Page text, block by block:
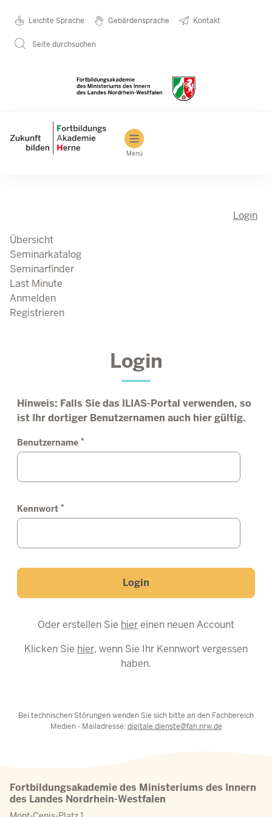
Metanavigation
Leichte Sprache Gebärdensprache Kontakt
Seite durchsuchen
Main navigation
Menü
Login
Übersicht
Seminarkatalog
Seminarfinder
Last Minute
Anmelden
Registrieren
Login
Hinweis: Falls Sie das ILIAS-Portal verwenden, so
ist Ihr dortiger Benutzernamen auch hier gültig.
Benutzername *
Kennwort *
Login
Oder erstellen Sie hiereinen neuen Account
Klicken Sie hier, wenn Sie Ihr Kennwort vergessen
haben.
Bei technischen Störungen wenden Sie sich bitte an den Fachbereich
Medien - Mailadresse:digitale.dienste@fah.nrw.de
Fortbildungsakademie des Ministeriums des Innern
des Landes Nordrhein-Westfalen